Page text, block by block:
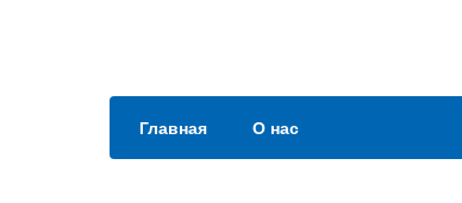
Главная О нас